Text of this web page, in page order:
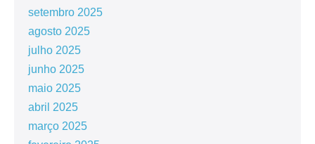
setembro 2025
agosto 2025
julho 2025
junho 2025
maio 2025
abril 2025
março 2025